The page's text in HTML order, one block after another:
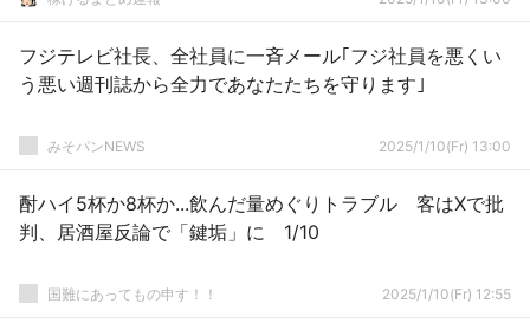
フジテレビ社長、全社員に一斉メール｢フジ社員を悪くい
う悪い週刊誌から全力であなたたちを守ります｣
みそパンNEWS 2025/1/10(Fr) 13:00
酎ハイ5杯か8杯か...飲んだ量めぐりトラブル 客はXで批
判、居酒屋反論で「鍵垢」に 1/10
国難にあってもの申す！！ 2025/1/10(Fr) 12:55